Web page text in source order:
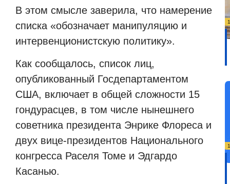
В этом смысле заверила, что намерение
списка «обозначает манипуляцию и
интервенционистскую политику».
Как сообщалось, список лиц,
опубликованный Госдепартаментом
США, включает в общей сложности 15
гондурасцев, в том числе нынешнего
советника президента Энрике Флореса и
двух вице-президентов Национального
конгресса Раселя Томе и Эдгардо
Касанью.